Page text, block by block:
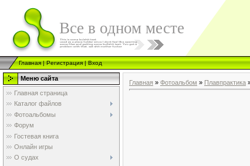
Все в одном месте
Главная|Регистрация|Вход
Меню сайта
Главная страница
Каталог файлов
Фотоальбомы
Форум
Гостевая книга
Онлайн игры
О судах
Главная » Фотоальбом » Плавпрактика